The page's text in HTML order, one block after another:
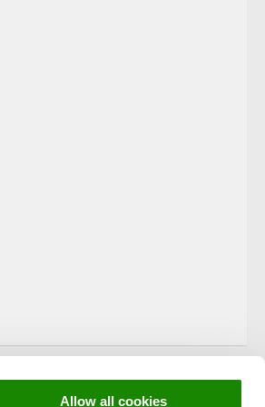
Allow all cookies